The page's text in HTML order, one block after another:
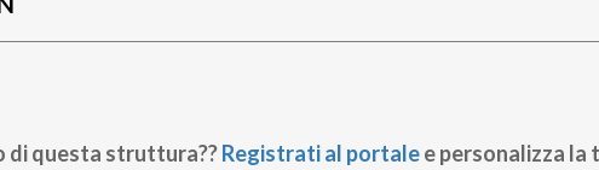
di questa struttura??Registrati al portalee personalizza la